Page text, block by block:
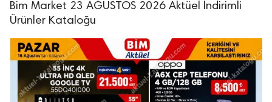
Bim Market 23 AĞUSTOS 2026 Aktüel İndirimli
Ürünler Kataloğu